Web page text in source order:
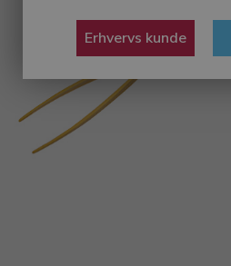
Erhvervs kunde